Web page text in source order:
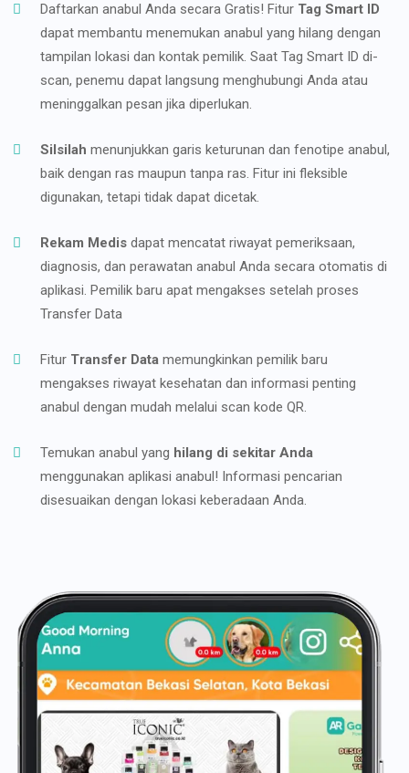
Daftarkan anabul Anda secara Gratis! Fitur Tag Smart ID
dapat membantu menemukan anabul yang hilang dengan
tampilan lokasi dan kontak pemilik. Saat Tag Smart ID di-
scan, penemu dapat langsung menghubungi Anda atau
meninggalkan pesan jika diperlukan.
Silsilah menunjukkan garis keturunan dan fenotipe anabul,
baik dengan ras maupun tanpa ras. Fitur ini fleksible
digunakan, tetapi tidak dapat dicetak.
Rekam Medis dapat mencatat riwayat pemeriksaan,
diagnosis, dan perawatan anabul Anda secara otomatis di
aplikasi. Pemilik baru apat mengakses setelah proses
Transfer Data
Fitur Transfer Data memungkinkan pemilik baru
mengakses riwayat kesehatan dan informasi penting
anabul dengan mudah melalui scan kode QR.
Temukan anabul yang hilang di sekitar Anda
menggunakan aplikasi anabul! Informasi pencarian
disesuaikan dengan lokasi keberadaan Anda.